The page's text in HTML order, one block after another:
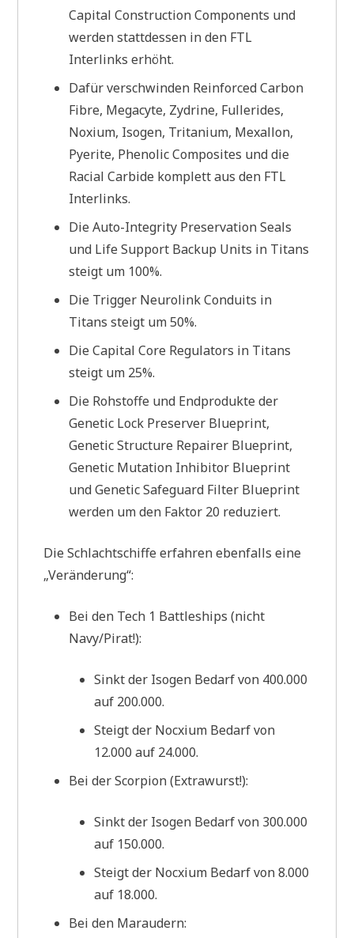
Capital Construction Components und
werden stattdessen in den FTL
Interlinks erhöht.
Dafür verschwinden Reinforced Carbon
Fibre, Megacyte, Zydrine, Fullerides,
Noxium, Isogen, Tritanium, Mexallon,
Pyerite, Phenolic Composites und die
Racial Carbide komplett aus den FTL
Interlinks.
Die Auto-Integrity Preservation Seals
und Life Support Backup Units in Titans
steigt um 100%.
Die Trigger Neurolink Conduits in
Titans steigt um 50%.
Die Capital Core Regulators in Titans
steigt um 25%.
Die Rohstoffe und Endprodukte der
Genetic Lock Preserver Blueprint,
Genetic Structure Repairer Blueprint,
Genetic Mutation Inhibitor Blueprint
und Genetic Safeguard Filter Blueprint
werden um den Faktor 20 reduziert.
Die Schlachtschiffe erfahren ebenfalls eine
„Veränderung“:
Bei den Tech 1 Battleships (nicht
Navy/Pirat!):
Sinkt der Isogen Bedarf von 400.000
auf 200.000.
Steigt der Nocxium Bedarf von
12.000 auf 24.000.
Bei der Scorpion (Extrawurst!):
Sinkt der Isogen Bedarf von 300.000
auf 150.000.
Steigt der Nocxium Bedarf von 8.000
auf 18.000.
Bei den Maraudern: